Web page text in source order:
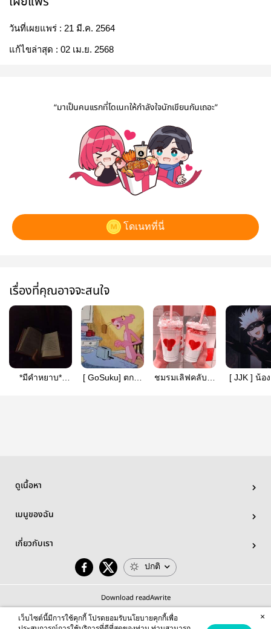
วันที่เผยแพร่ : 21 มี.ค. 2564
แก้ไขล่าสุด : 02 เม.ย. 2568
“มาเป็นคนแรกที่โดเนทให้กำลังใจนักเขียนกันเถอะ”
โดเนทที่นี่
เรื่องที่คุณอาจจะสนใจ
*มีคำหยาบ*
[ GoSuku] ตกใจ
ชมรมเลิฟคลับ💖
[ JJK ] น้อ
ดูเนื้อหา
เมนูของฉัน
เกี่ยวกับเรา
ปกติ
Download readAwrite
เว็บไซต์นี้มีการใช้คุกกี้ โปรดยอมรับนโยบายคุกกี้เพื่อ
×